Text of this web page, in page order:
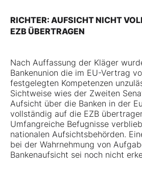
RICHTER: AUFSICHT NICHT
EZB ÜBERTRAGEN
Nach Auffassung der Kläger
Bankenunion die im EU-Vertrag
festgelegten Kompetenzen
Sichtweise wies der Zweiten
Aufsicht über die Banken in der
vollständig auf die EZB
Umfangreiche Befugnisse
nationalen Aufsichtsbehörden.
bei der Wahrnehmung von
Bankenaufsicht sei noch nicht